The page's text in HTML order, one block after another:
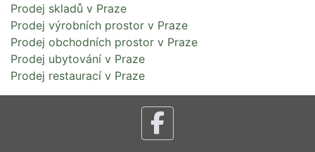
Prodej skladů v Praze
Prodej výrobních prostor v Praze
Prodej obchodních prostor v Praze
Prodej ubytování v Praze
Prodej restaurací v Praze